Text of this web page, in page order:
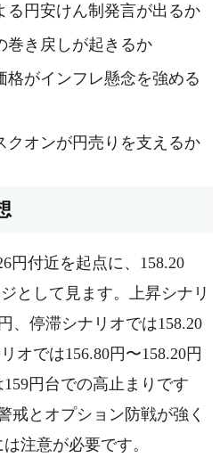
る円安けん制発言が出るか
巻き戻しが起きるか
格がインフレ懸念を強める
クオンが円売りを支えるか
円付近を起点に、158.20
として見ます。上昇シナリ
、停滞シナリオでは158.20
オでは156.80円〜158.20円
円台での高止まりです
戒とオプション防戦が強く
注意が必要です。